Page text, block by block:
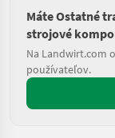
Máte Ostatné
strojové
Na Landwirt.com
používateľov.